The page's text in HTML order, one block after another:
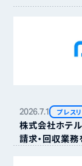
2026.7.1 プレス
株式会社ホテ
請求・回収業務